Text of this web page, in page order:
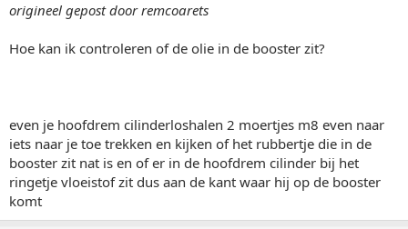
origineel gepost door remcoarets
Hoe kan ik controleren of de olie in de booster zit?
even je hoofdrem cilinderloshalen 2 moertjes m8 even naar
iets naar je toe trekken en kijken of het rubbertje die in de
booster zit nat is en of er in de hoofdrem cilinder bij het
ringetje vloeistof zit dus aan de kant waar hij op de booster
komt